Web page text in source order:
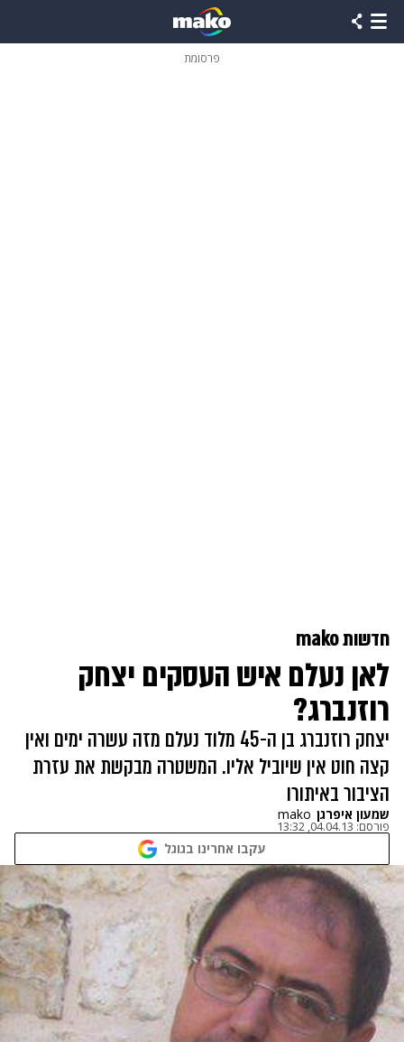
פרסומת
חדשות mako
לאן נעלם איש העסקים יצחק
רוזנברג?
יצחק רוזנברג בן ה-45 מלוד נעלם מזה עשרה ימים ואין
קצה חוט אין שיוביל אליו. המשטרה מבקשת את עזרת
הציבור באיתורו
שמעון איפרגן mako
פורסם: 04.04.13, 13:32
עקבו אחרינו בגוגל